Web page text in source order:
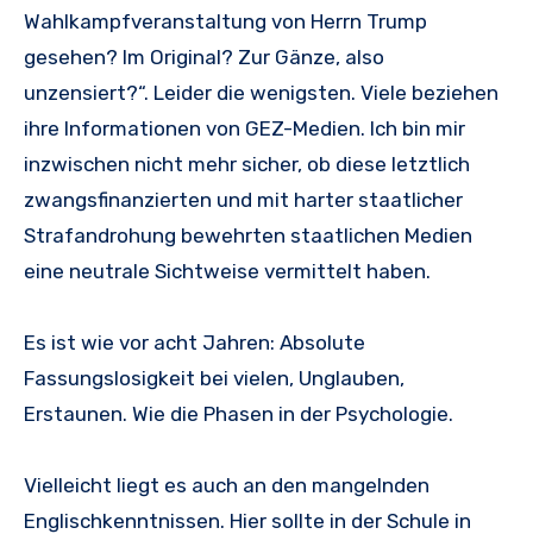
Wahlkampfveranstaltung von Herrn Trump
gesehen? Im Original? Zur Gänze, also
unzensiert?“. Leider die wenigsten. Viele beziehen
ihre Informationen von GEZ-Medien. Ich bin mir
inzwischen nicht mehr sicher, ob diese letztlich
zwangsfinanzierten und mit harter staatlicher
Strafandrohung bewehrten staatlichen Medien
eine neutrale Sichtweise vermittelt haben.
Es ist wie vor acht Jahren: Absolute
Fassungslosigkeit bei vielen, Unglauben,
Erstaunen. Wie die Phasen in der Psychologie.
Vielleicht liegt es auch an den mangelnden
Englischkenntnissen. Hier sollte in der Schule in